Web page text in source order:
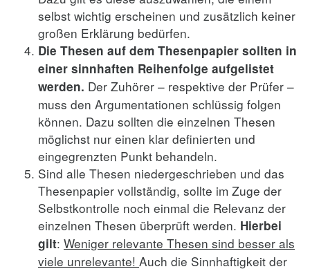
selbst wichtig erscheinen und zusätzlich keiner
großen Erklärung bedürfen.
Die Thesen auf dem Thesenpapier sollten in
einer sinnhaften Reihenfolge aufgelistet
werden. Der Zuhörer – respektive der Prüfer –
muss den Argumentationen schlüssig folgen
können. Dazu sollten die einzelnen Thesen
möglichst nur einen klar definierten und
eingegrenzten Punkt behandeln.
Sind alle Thesen niedergeschrieben und das
Thesenpapier vollständig, sollte im Zuge der
Selbstkontrolle noch einmal die Relevanz der
einzelnen Thesen überprüft werden. Hierbei
gilt: Weniger relevante Thesen sind besser als
viele unrelevante! Auch die Sinnhaftigkeit der